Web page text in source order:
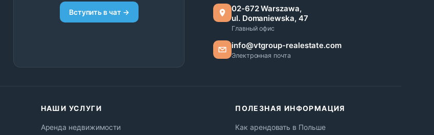
Вступить в чат →
02-672 Warszawa,
ul. Domaniewska, 47
Главный офис
info@vtgroup-realestate.com
Электронная почта
НАШИ УСЛУГИ
Аренда недвижимости
ПОЛЕЗНАЯ ИНФОРМАЦИЯ
Как арендовать в Польше